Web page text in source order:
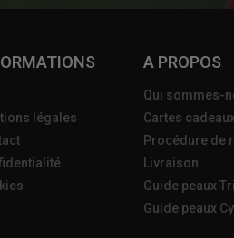
légales
A PROPOS
Qui sommes-
Cartes cadeaux
Procédure de
Livraison
Guide peaux
Guide peaux